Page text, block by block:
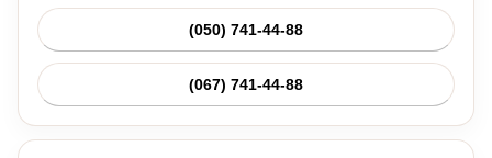
(050) 741-44-88
(067) 741-44-88